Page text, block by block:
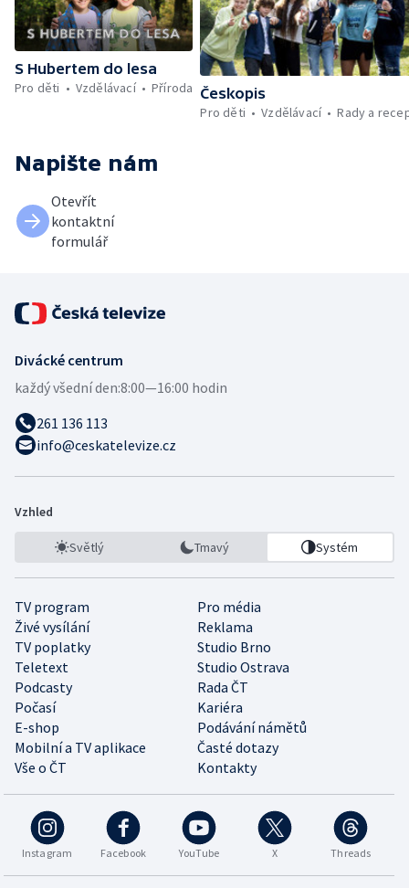
S Hubertem do lesa
Pro děti
Vzdělávací Příroda Českopis
Pro děti
Vzdělávací Rady a
Napište nám
Otevřít
kontaktní
formulář
Divácké centrum
každý všední den:8:00—16:00 hodin
261 136 113
info@ceskatelevize.cz
Vzhled
Světlý Tmavý Systém
TV program
Pro média
Živé vysílání
Reklama
TV poplatky
Studio Brno
Teletext
Studio Ostrava
Podcasty
Rada ČT
Počasí
Kariéra
E-shop
Podávání námětů
Mobilní a TV aplikace
Časté dotazy
Vše o ČT
Kontakty
Instagram Facebook YouTube X Threads